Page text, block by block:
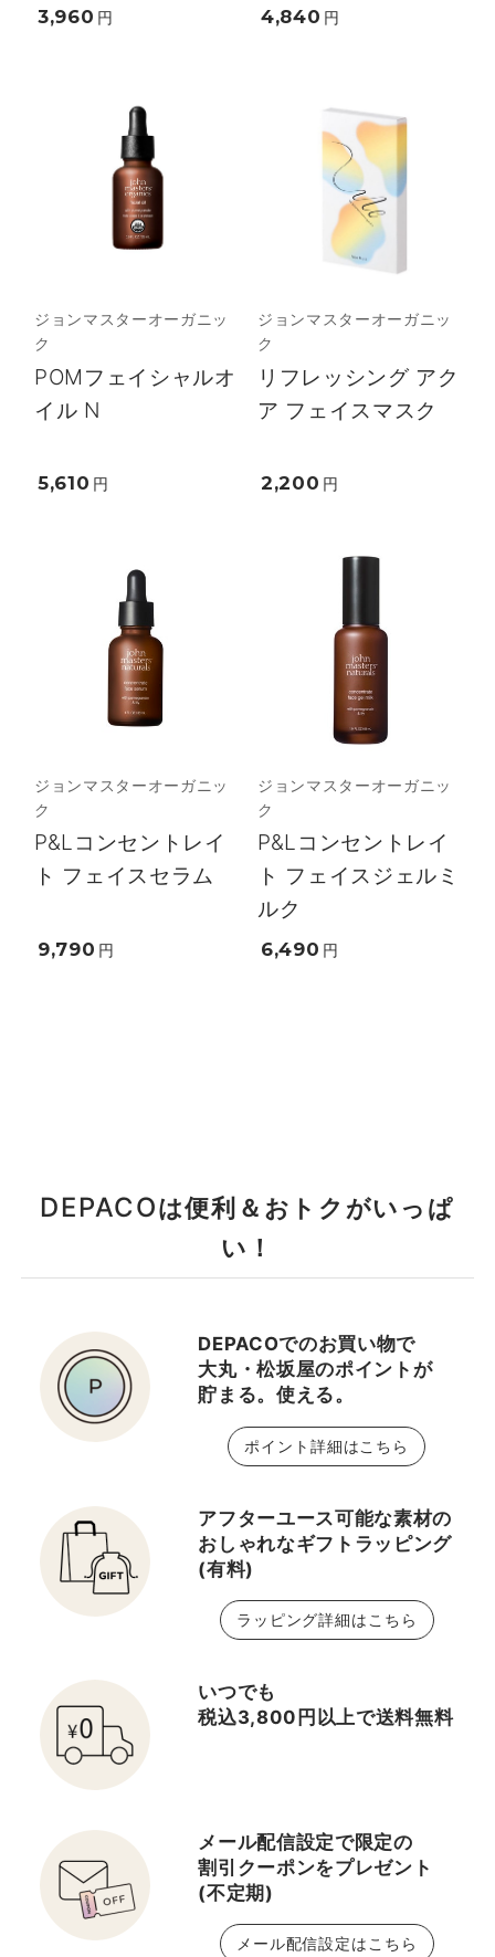
3,960 円 4,840 円
ジョンマスターオーガニッ
ク
POMフェイシャルオ
イル N
5,610 円
ジョンマスターオーガニッ
ク
リフレッシング アク
ア フェイスマスク
2,200 円
ジョンマスターオーガニッ
ク
P&Lコンセントレイ
ト フェイスセラム
9,790 円
ジョンマスターオーガニッ
ク
P&Lコンセントレイ
ト フェイスジェルミ
ルク
6,490 円
DEPACOは便利＆おトクがいっぱ
い！
DEPACOでのお買い物で
大丸・松坂屋のポイントが
貯まる。使える。
ポイント詳細はこちら
アフターユース可能な素材の
おしゃれなギフトラッピング
(有料)
ラッピング詳細はこちら
いつでも
税込3,800円以上で送料無料
メール配信設定で限定の
割引クーポンをプレゼント
(不定期)
メール配信設定はこちら